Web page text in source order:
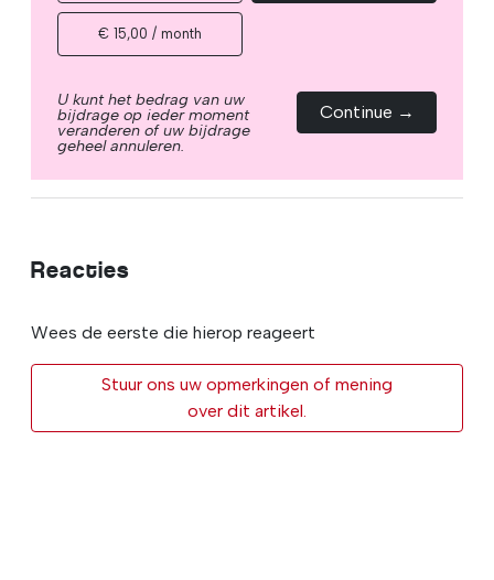
€ 15,00 / month
U kunt het bedrag van uw
bijdrage op ieder moment
veranderen of uw bijdrage
geheel annuleren.
Continue →
Reacties
Wees de eerste die hierop reageert
Stuur ons uw opmerkingen of mening
over dit artikel.